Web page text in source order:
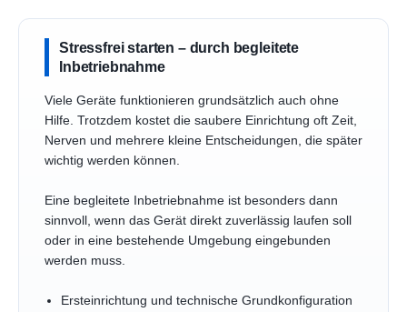
Stressfrei starten – durch begleitete
Inbetriebnahme
Viele Geräte funktionieren grundsätzlich auch ohne
Hilfe. Trotzdem kostet die saubere Einrichtung oft Zeit,
Nerven und mehrere kleine Entscheidungen, die später
wichtig werden können.
Eine begleitete Inbetriebnahme ist besonders dann
sinnvoll, wenn das Gerät direkt zuverlässig laufen soll
oder in eine bestehende Umgebung eingebunden
werden muss.
Ersteinrichtung und technische Grundkonfiguration